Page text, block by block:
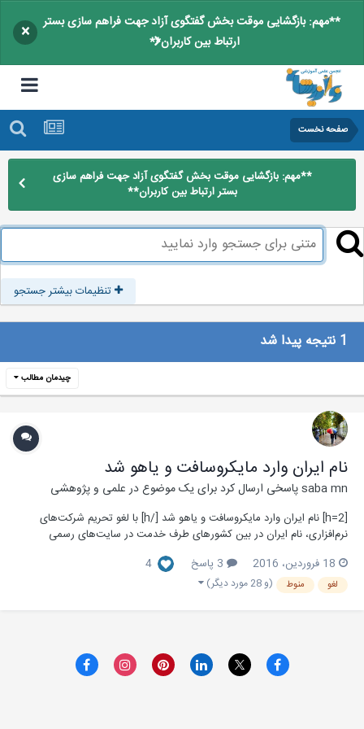
**مهم: بازگشایی موقت بخش گفتگوی آزاد جهت فراهم سازی بستر
ارتباط بین کاربران**
×
صفحه نخست
**مهم: بازگشایی موقت بخش گفتگوی آزاد جهت فراهم سازی
بستر ارتباط بین کاربران**
تنظیمات بیشتر جستجو
چیدمان مطالب
نام ایران وارد مایکروسافت و یاهو شد
saba mnپاسخی ارسال کرد برای یک موضوع درعلمی و پژوهشی
[h=2] نام ایران وارد مایکروسافت و یاهو شد [/h] با لغو تحریم شرکت‌های
نرم‌افزاری، نام ایران در بین کشورهای طرف خدمت‌ در سایت‌‌های رسمی
گروه فضای مجازی باشگاه خبرنگاران جوان؛ با لغو تحریم شرکت‌های نرم‌افزاری،
شرکت‌های گو...
18 فروردین، 2016 3 پاسخ 4
لغو منوط (و 28 مورد دیگر)